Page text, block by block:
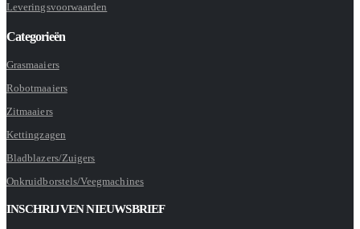
Leveringsvoorwaarden
Categorieën
Grasmaaiers
Robotmaaiers
Zitmaaiers
Kettingzagen
Bladblazers/Zuigers
Onkruidborstels/Veegmachines
INSCHRIJVEN NIEUWSBRIEF